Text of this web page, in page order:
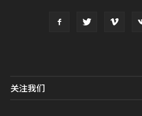
关注我们